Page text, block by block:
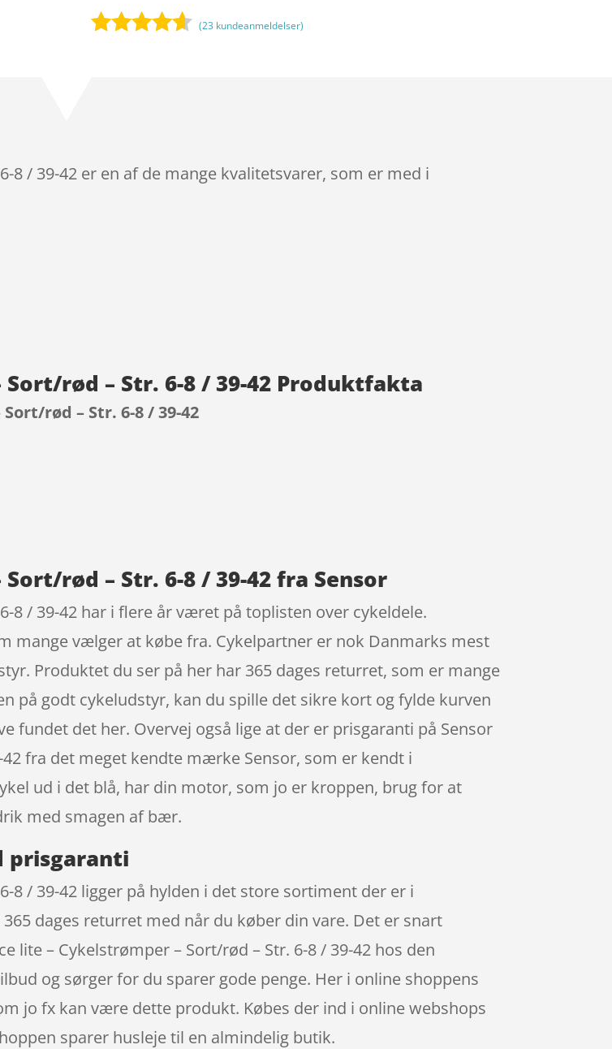
mmelser
(23 kundeanmeldelser)
8 / 39-42 er en af de mange kvalitetsvarer, som er med i
rød – Str. 6-8 / 39-42 Produktfakta
rød – Str. 6-8 / 39-42
rød – Str. 6-8 / 39-42 fra Sensor
8 / 39-42 har i flere år været på toplisten over cykeldele.
mange vælger at købe fra. Cykelpartner er nok Danmarks mest
Produktet du ser på her har 365 dages returret, som er mange
på godt cykeludstyr, kan du spille det sikre kort og fylde kurven
fundet det her. Overvej også lige at der er prisgaranti på Sensor
fra det meget kendte mærke Sensor, som er kendt i
ud i det blå, har din motor, som jo er kroppen, brug for at
med smagen af bær.
prisgaranti
8 / 39-42 ligger på hylden i det store sortiment der er i
dages returret med når du køber din vare. Det er snart
lite – Cykelstrømper – Sort/rød – Str. 6-8 / 39-42 hos den
og sørger for du sparer gode penge. Her i online shoppens
jo fx kan være dette produkt. Købes der ind i online webshops
sparer husleje til en almindelig butik.